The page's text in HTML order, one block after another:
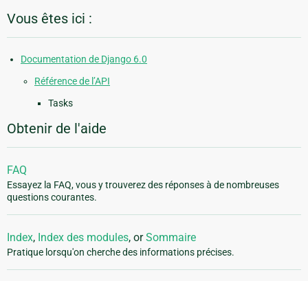
Vous êtes ici :
Documentation de Django 6.0
Référence de l’API
Tasks
Obtenir de l'aide
FAQ
Essayez la FAQ, vous y trouverez des réponses à de nombreuses
questions courantes.
Index, Index des modules, orSommaire
Pratique lorsqu'on cherche des informations précises.